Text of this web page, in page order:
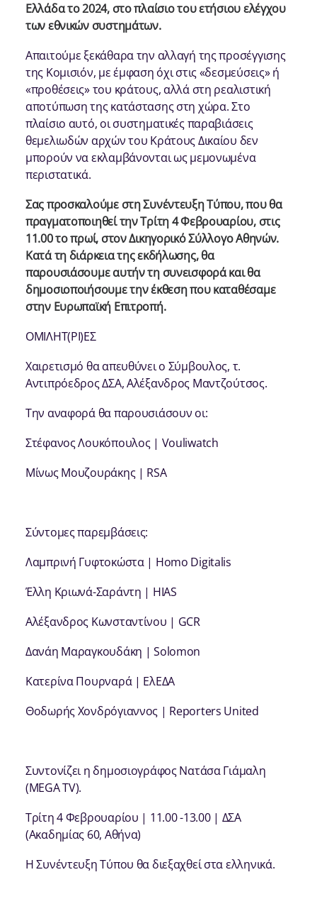
Ελλάδα το 2024, στο πλαίσιο του ετήσιου ελέγχου
των εθνικών συστημάτων.
Απαιτούμε ξεκάθαρα την αλλαγή της προσέγγισης
της Κομισιόν, με έμφαση όχι στις «δεσμεύσεις» ή
«προθέσεις» του κράτους, αλλά στη ρεαλιστική
αποτύπωση της κατάστασης στη χώρα. Στο
πλαίσιο αυτό, οι συστηματικές παραβιάσεις
θεμελιωδών αρχών του Κράτους Δικαίου δεν
μπορούν να εκλαμβάνονται ως μεμονωμένα
περιστατικά.
Σας προσκαλούμε στη Συνέντευξη Τύπου, που θα
πραγματοποιηθεί την Τρίτη 4 Φεβρουαρίου, στις
11.00 το πρωί, στον Δικηγορικό Σύλλογο Αθηνών.
Κατά τη διάρκεια της εκδήλωσης, θα
παρουσιάσουμε αυτήν τη συνεισφορά και θα
δημοσιοποιήσουμε την έκθεση που καταθέσαμε
στην Ευρωπαϊκή Επιτροπή.
ΟΜΙΛΗΤ(ΡΙ)ΕΣ
Χαιρετισμό θα απευθύνει ο Σύμβουλος, τ.
Αντιπρόεδρος ΔΣΑ, Αλέξανδρος Μαντζούτσος.
Την αναφορά θα παρουσιάσουν οι:
Στέφανος Λουκόπουλος | Vouliwatch
Μίνως Μουζουράκης | RSA
Σύντομες παρεμβάσεις:
Λαμπρινή Γυφτοκώστα | Homo Digitalis
Έλλη Κριωνά-Σαράντη | HIAS
Αλέξανδρος Κωνσταντίνου | GCR
Δανάη Μαραγκουδάκη | Solomon
Κατερίνα Πουρναρά | ΕλΕΔΑ
Θοδωρής Χονδρόγιαννος | Reporters United
Συντονίζει η δημοσιογράφος Νατάσα Γιάμαλη
(MEGA TV).
Τρίτη 4 Φεβρουαρίου | 11.00 -13.00 | ΔΣΑ
(Ακαδημίας 60, Αθήνα)
Η Συνέντευξη Τύπου θα διεξαχθεί στα ελληνικά.